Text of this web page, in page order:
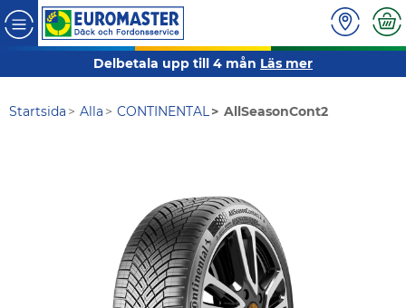
Delbetala upp till 4 mån Läs mer
Startsida Alla CONTINENTAL AllSeasonCont2